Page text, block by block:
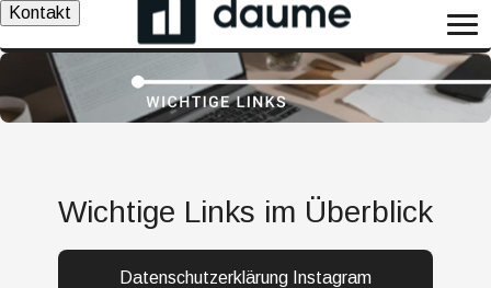
Kontakt
Wichtige Links im Überblick
Datenschutzerklärung Instagram